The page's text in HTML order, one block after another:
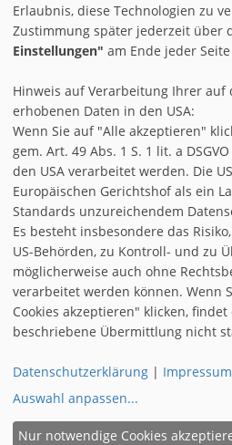
AGB
IMPRESSUM & DISCLAIMER
REGISTRIEREN
COOKIE-EINSTELLUNGEN
INSTAGRAM | FACEBOOK | TWITTER
© 1996 - 2026 by
Erlaubnis, diese Technologien zu
Zustimmung später jederzeit über
Einstellungen" am Ende jeder
Hinweis auf Verarbeitung Ihrer auf
erhobenen Daten in den USA:
Wenn Sie auf "Alle akzeptieren"
gem. Art. 49 Abs. 1 S. 1 lit. a
den USA verarbeitet werden. Die
Europäischen Gerichtshof als ein
Standards unzureichendem
Es besteht insbesondere das
US-Behörden, zu Kontroll- und zu
möglicherweise auch ohne
verarbeitet werden können. Wenn
Cookies akzeptieren" klicken,
beschriebene Übermittlung nicht
Datenschutzerklärung | Impressum
Auswahl anpassen...
Nur notwendige Cookies